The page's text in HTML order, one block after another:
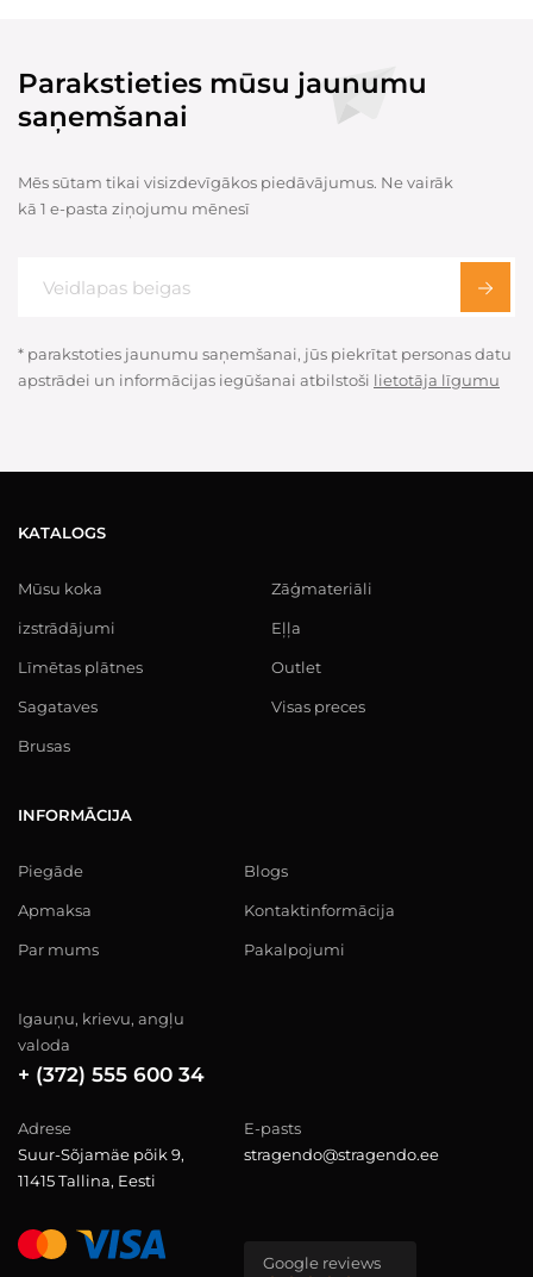
Parakstieties mūsu jaunumu
saņemšanai
Mēs sūtam tikai visizdevīgākos piedāvājumus. Ne vairāk
kā 1 e-pasta ziņojumu mēnesī
* parakstoties jaunumu saņemšanai, jūs piekrītat personas datu
apstrādei un informācijas iegūšanai atbilstoši lietotāja līgumu
KATALOGS
Mūsu koka
izstrādājumi
Līmētas plātnes
Sagataves
Brusas
Zāģmateriāli
Eļļa
Outlet
Visas preces
INFORMĀCIJA
Piegāde
Apmaksa
Par mums
Blogs
Kontaktinformācija
Pakalpojumi
Igauņu, krievu, angļu
valoda
+ (372) 555 600 34
Adrese
Suur-Sõjamäe põik 9,
11415 Tallina, Eesti
E-pasts
stragendo@stragendo.ee
Google reviews